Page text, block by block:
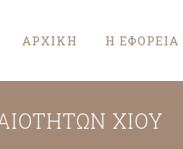
ΑΡΧΙΚΗ Η ΕΦΟΡΕΙΑ
ΧΊΟΥ